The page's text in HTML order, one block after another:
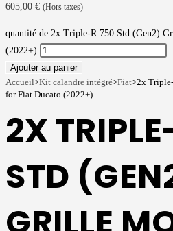
605,00 € (Hors taxes)
quantité de 2x Triple-R 750 Std (Gen2)
(2022+)
Ajouter au panier
Accueil>Kit calandre intégré>Fiat>2x
for Fiat Ducato (2022+)
2X
STD